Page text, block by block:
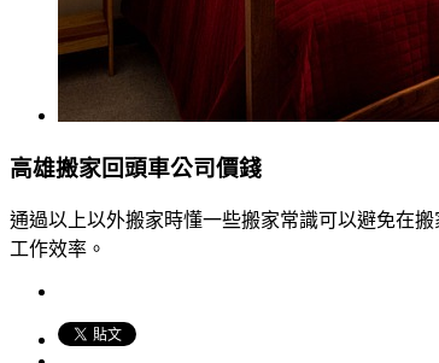
高雄搬家回頭車公司價錢
通過以上以外搬家時懂一些搬家常識可以避免在
工作效率。